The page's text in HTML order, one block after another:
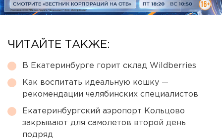
ЧИТАЙТЕ ТАКЖЕ:
В Екатеринбурге горит склад Wildberries
Как воспитать идеальную кошку —
рекомендации челябинских специалистов
Екатеринбургский аэропорт Кольцово
закрывают для самолетов второй день
подряд